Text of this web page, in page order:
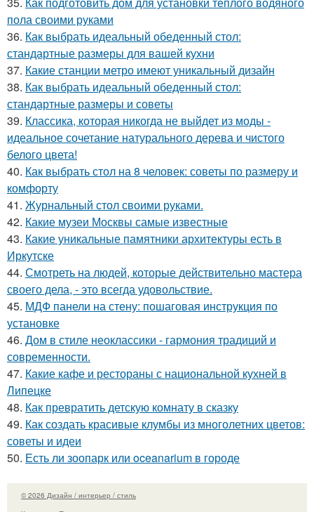
пола своими руками
36. Как выбрать идеальный обеденный стол:
стандартные размеры для вашей кухни
37. Какие станции метро имеют уникальный дизайн
38. Как выбрать идеальный обеденный стол:
стандартные размеры и советы
39. Классика, которая никогда не выйдет из моды -
идеальное сочетание натурального дерева и чистого
белого цвета!
40. Как выбрать стол на 8 человек: советы по размеру и
комфорту
41. Журнальный стол своими руками.
42. Какие музеи Москвы самые известные
43. Какие уникальные памятники архитектуры есть в
Иркутске
44. Смотреть на людей, которые действительно мастера
своего дела, - это всегда удовольствие.
45. МДФ панели на стену: пошаговая инструкция по
установке
46. Дом в стиле неоклассики - гармония традиций и
современности.
47. Какие кафе и рестораны с национальной кухней в
Липецке
48. Как превратить детскую комнату в сказку
49. Как создать красивые клумбы из многолетних цветов:
советы и идеи
50. Есть ли зоопарк или oceanarium в городе
© 2026 Дизайн / интерьер / стиль